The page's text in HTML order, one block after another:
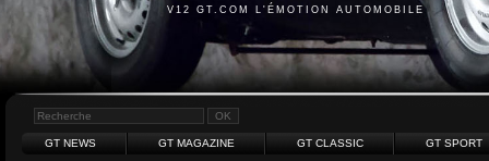
V12 GT.COM L'ÉMOTION AUTOMOBILE
GT NEWS GT MAGAZINE GT CLASSIC GT SPORT